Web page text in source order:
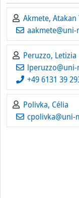
Akmete,
Peruzzo, Letizia
+49 6131 39
Polivka, Célia
cpolivka@uni-